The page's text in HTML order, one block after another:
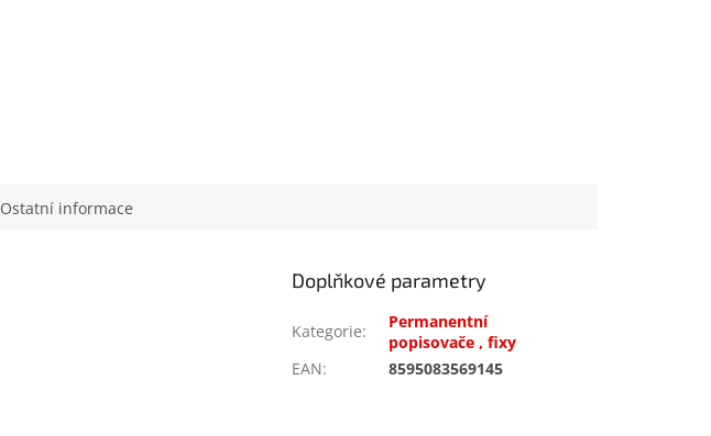
Ostatní informace
Doplňkové parametry
Kategorie:
Permanentní
popisovače , fixy
EAN: 8595083569145